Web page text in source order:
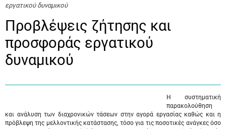
εργατικού δυναμικού
Προβλέψεις ζήτησης και
προσφοράς εργατικού
δυναμικού
Η συστηματική
παρακολούθηση
και ανάλυση των διαχρονικών τάσεων στην αγορά εργασίας καθώς και η
πρόβλεψη της μελλοντικής κατάστασης, τόσο για τις ποσοτικές ανάγκες όσο